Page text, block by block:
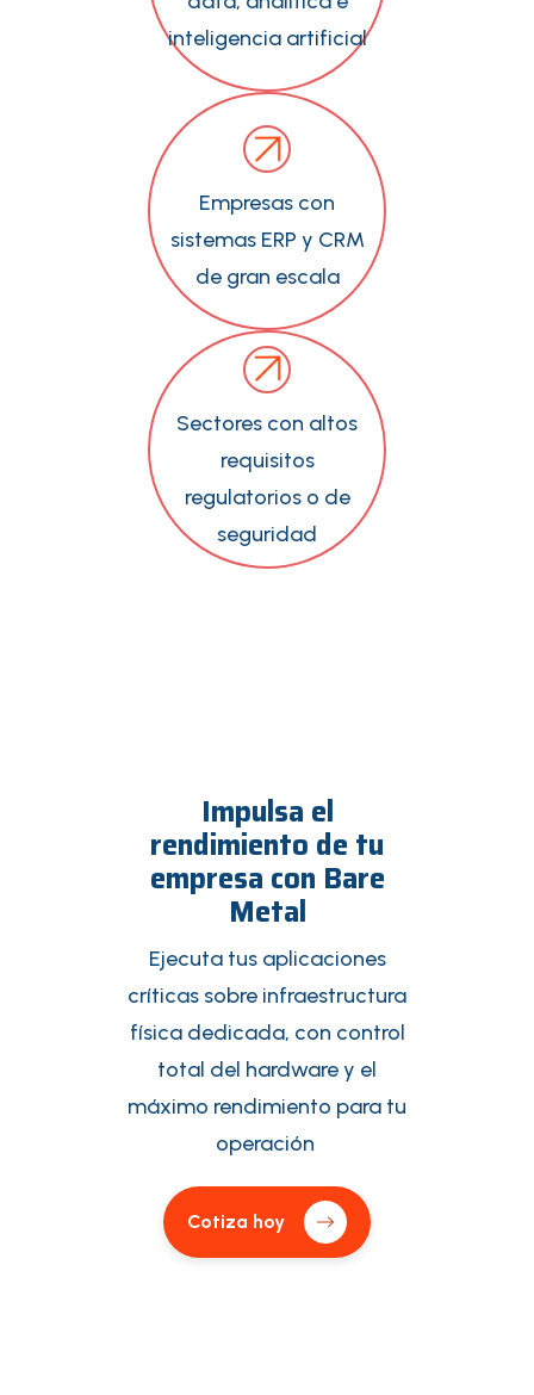
inteligencia artificial
Empresas con
sistemas ERP y CRM
de gran escala
Sectores con altos
requisitos
regulatorios o de
seguridad
Impulsa el
rendimiento de tu
empresa con Bare
Metal
Ejecuta tus aplicaciones
críticas sobre infraestructura
física dedicada, con control
total del hardware y el
máximo rendimiento para tu
operación
Cotiza hoy